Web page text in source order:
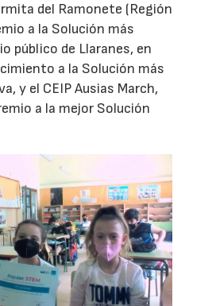
del Ramonete (Región
a la Solución más
público de Llaranes, en
a la Solución más
y el CEIP Ausias March,
a la mejor Solución